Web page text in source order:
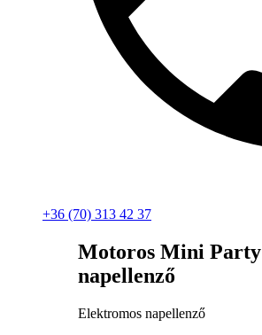
+36 (70) 313 42 37
Motoros Mini Party
napellenző
Elektromos napellenző